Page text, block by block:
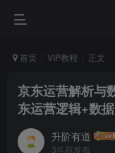
首页 VIP教程 正文
京东运营解析与
东运营逻辑+数
升阶有道
3年前发布